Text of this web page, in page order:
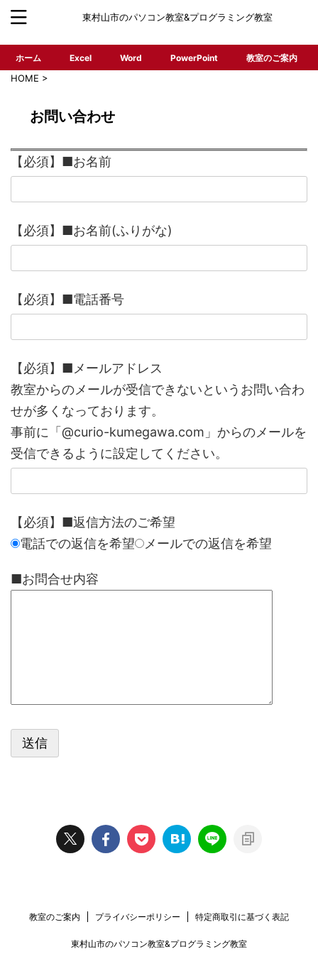
東村山市のパソコン教室&プログラミング教室
ホーム Excel Word PowerPoint 教室のご案内
HOME >
お問い合わせ
【必須】■お名前
【必須】■お名前(ふりがな)
【必須】■電話番号
【必須】■メールアドレス
教室からのメールが受信できないというお問い合わ
せが多くなっております。
事前に「@curio-kumegawa.com」からのメールを
受信できるように設定してください。
【必須】■返信方法のご希望
電話での返信を希望
メールでの返信を希望
■お問合せ内容
教室のご案内 プライバシーポリシー 特定商取引に基づく表記
東村山市のパソコン教室&プログラミング教室